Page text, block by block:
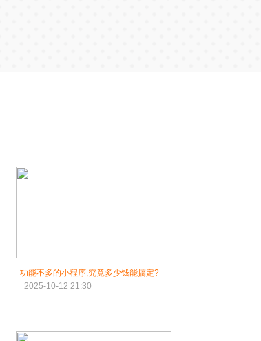
功能不多的小程序,究竟多少钱能搞定?
2025-10-12 21:30